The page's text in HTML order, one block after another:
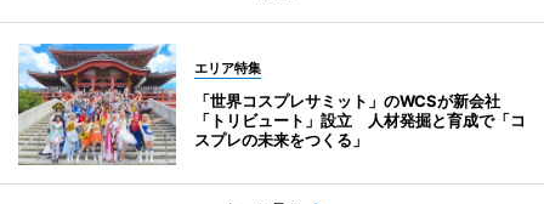
エリア特集
「世界コスプレサミット」のWCSが新会社
「トリビュート」設立 人材発掘と育成で「コ
スプレの未来をつくる」